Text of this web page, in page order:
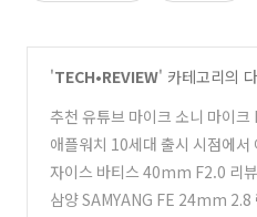
'TECH•REVIEW' 카테고리의
추천 유튜브 마이크 소니 마이
뷰와 설정 방법
(0)
애플워치 10세대 출시 시점에서
리뷰
(1)
자이스 바티스 40mm F2.0 리뷰
삼양 SAMYANG FE 24mm 2.8